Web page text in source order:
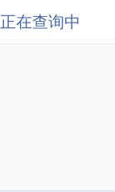
正在查询中